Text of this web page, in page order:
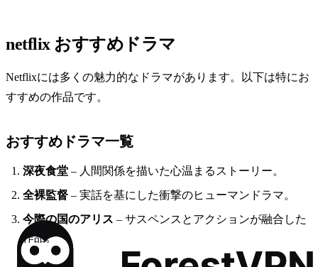
netflix おすすめドラマ
Netflixには多くの魅力的なドラマがあります。以下は特にお
すすめの作品です。
おすすめドラマ一覧
深夜食堂 – 人間関係を描いた心温まるストーリー。
全裸監督 – 実話を基にした衝撃のヒューマンドラマ。
今際の国のアリス – サスペンスとアクションが融合した
作品。